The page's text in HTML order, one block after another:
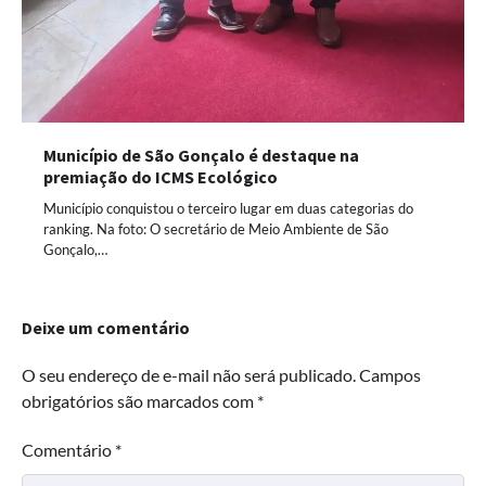
Município de São Gonçalo é destaque na
premiação do ICMS Ecológico
Município conquistou o terceiro lugar em duas categorias do
ranking. Na foto: O secretário de Meio Ambiente de São
Gonçalo,…
Deixe um comentário
O seu endereço de e-mail não será publicado. Campos
obrigatórios são marcados com *
Comentário *